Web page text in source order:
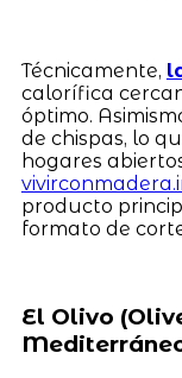
Técnicamente,
calorífica
óptimo.
de chispas, lo
hogares
producto
formato de
El Olivo